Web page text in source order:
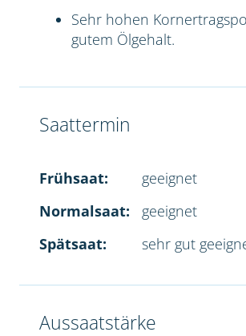
Sehr hohen
gutem Ölgehalt.
Saattermin
Frühsaat:
geeignet
Normalsaat:
geeignet
Spätsaat:
sehr gut
Aussaatstärke